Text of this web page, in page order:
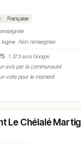
Française
ligne :Non renseignée
5· 1 373 avis Google
avis par la communauté
vote pour le moment
Le Chélalé